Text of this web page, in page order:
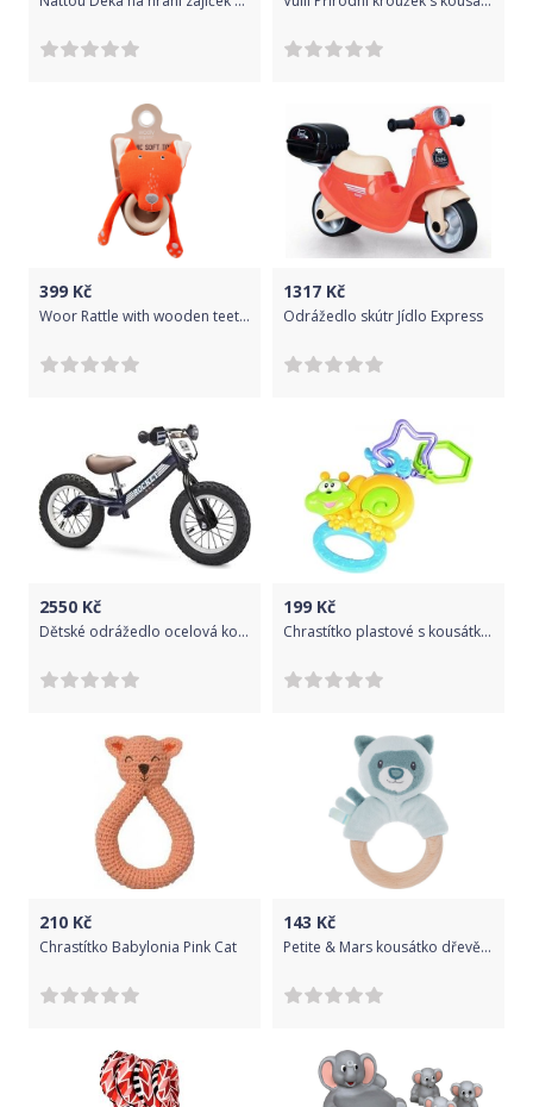
399 Kč
Woor Rattle with wooden teether - liška uni
1317 Kč
Odrážedlo skútr Jídlo Express
2550 Kč
Dětské odrážedlo ocelová konstrukce - KOLO ROCKET navy - Toyz
199 Kč
Chrastítko plastové s kousátky - ŠNEČEK žluto-zelený - Tulimi
210 Kč
Chrastítko Babylonia Pink Cat
143 Kč
Petite & Mars kousátko dřevěné s chrastítkem Mike